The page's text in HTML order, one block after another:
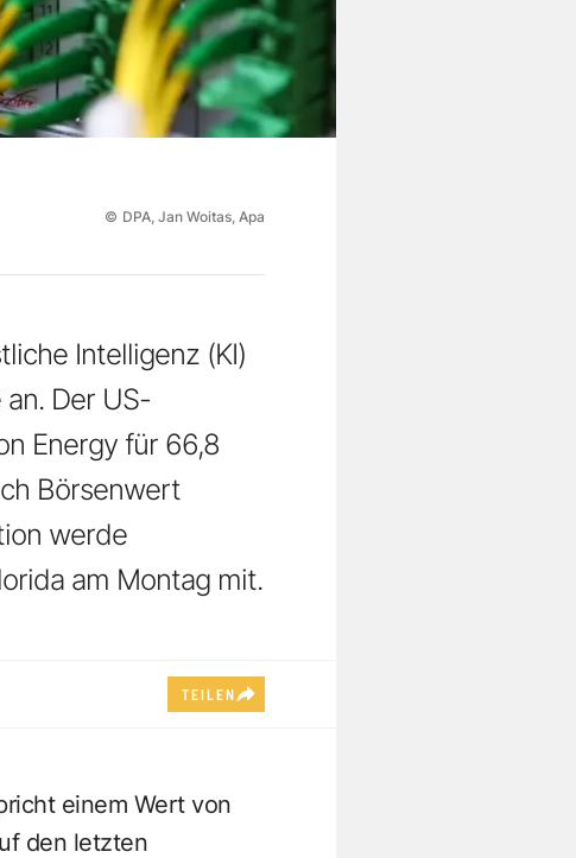
© DPA, Jan Woitas, Apa
Intelligenz (KI)
Der US-
Energy für 66,8
Börsenwert
werde
am Montag mit.
TEILEN
einem Wert von
den letzten